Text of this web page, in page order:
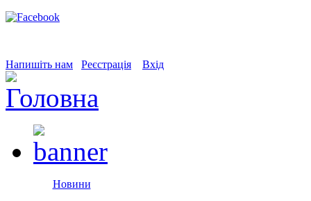
Напишіть нам Реєстрація Вхід
Новини